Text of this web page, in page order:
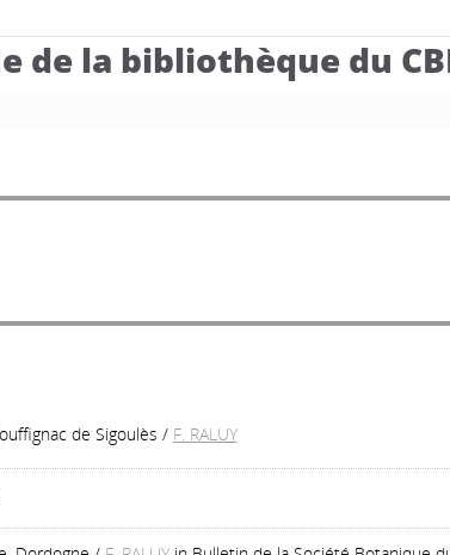
de la bibliothèque du
de Sigoulès / F. RALUY